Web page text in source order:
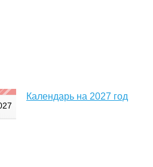
Календарь на 2027 год